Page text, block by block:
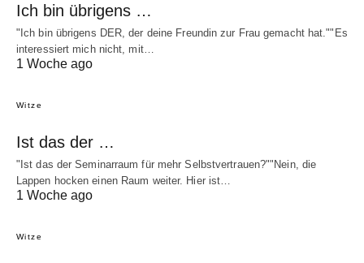
Ich bin übrigens …
"Ich bin übrigens DER, der deine Freundin zur Frau gemacht hat.""Es
interessiert mich nicht, mit…
1 Woche ago
Witze
Ist das der …
"Ist das der Seminarraum für mehr Selbstvertrauen?""Nein, die
Lappen hocken einen Raum weiter. Hier ist…
1 Woche ago
Witze